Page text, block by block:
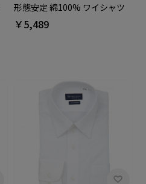
形態安定 綿100% ワイシャツ
白無地
￥5,489